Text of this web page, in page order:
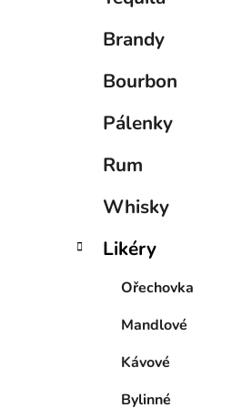
Brandy
Bourbon
Pálenky
Rum
Whisky
Likéry
Ořechovka
Mandlové
Kávové
Bylinné